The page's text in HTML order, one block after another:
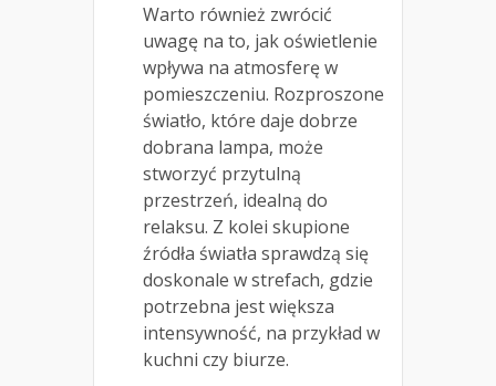
Warto również zwrócić
uwagę na to, jak oświetlenie
wpływa na atmosferę w
pomieszczeniu. Rozproszone
światło, które daje dobrze
dobrana lampa, może
stworzyć przytulną
przestrzeń, idealną do
relaksu. Z kolei skupione
źródła światła sprawdzą się
doskonale w strefach, gdzie
potrzebna jest większa
intensywność, na przykład w
kuchni czy biurze.